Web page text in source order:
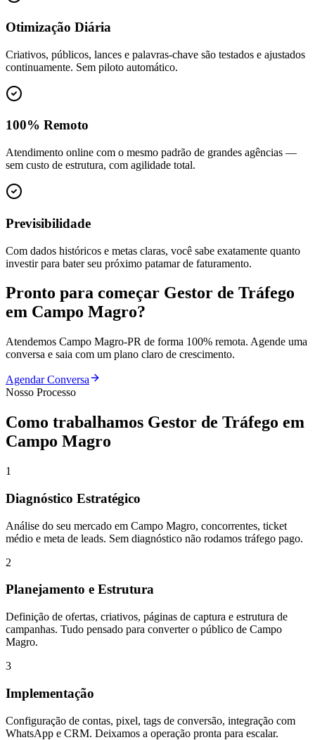
Otimização Diária
Criativos, públicos, lances e palavras-chave são testados e ajustados
continuamente. Sem piloto automático.
100% Remoto
Atendimento online com o mesmo padrão de grandes agências —
sem custo de estrutura, com agilidade total.
Previsibilidade
Com dados históricos e metas claras, você sabe exatamente quanto
investir para bater seu próximo patamar de faturamento.
Pronto para começar Gestor de Tráfego
em Campo Magro?
Atendemos Campo Magro-PR de forma 100% remota. Agende uma
conversa e saia com um plano claro de crescimento.
Agendar Conversa
Nosso Processo
Como trabalhamos Gestor de Tráfego em
Campo Magro
1
Diagnóstico Estratégico
Análise do seu mercado em Campo Magro, concorrentes, ticket
médio e meta de leads. Sem diagnóstico não rodamos tráfego pago.
2
Planejamento e Estrutura
Definição de ofertas, criativos, páginas de captura e estrutura de
campanhas. Tudo pensado para converter o público de Campo
Magro.
3
Implementação
Configuração de contas, pixel, tags de conversão, integração com
WhatsApp e CRM. Deixamos a operação pronta para escalar.